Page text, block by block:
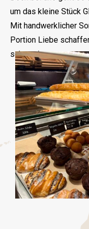
um das kleine Stück
Mit handwerklicher
Portion Liebe
schmecken.